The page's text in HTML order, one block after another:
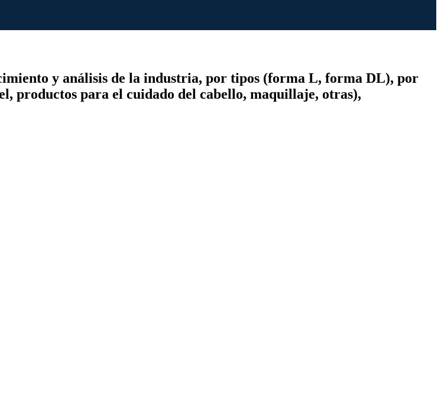
y análisis de la industria, por tipos (forma L, forma DL), por
productos para el cuidado del cabello, maquillaje, otras),